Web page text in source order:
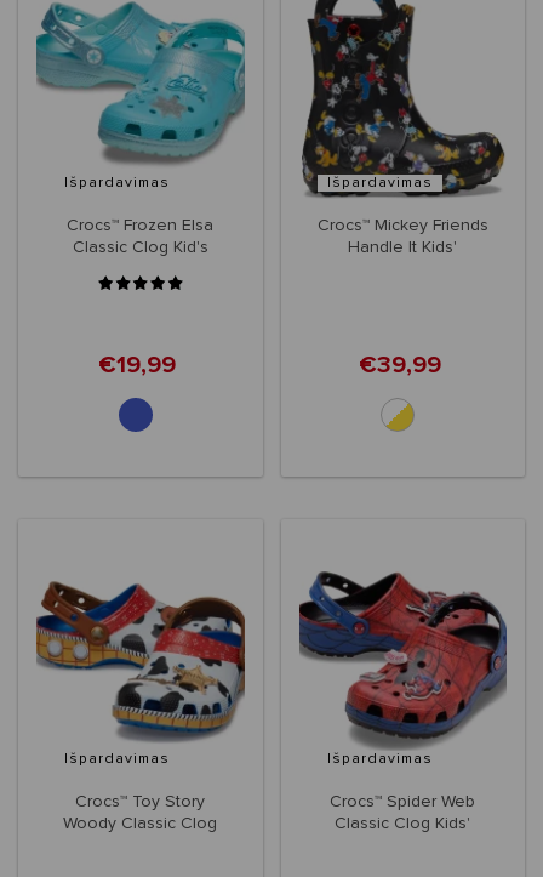
Išpardavimas
Crocs™ Frozen Elsa
Classic Clog Kid's
€19,99
Išpardavimas
Crocs™ Mickey Friends
Handle It Kids'
€39,99
Išpardavimas
Crocs™ Toy Story
Woody Classic Clog
Išpardavimas
Crocs™ Spider Web
Classic Clog Kids'